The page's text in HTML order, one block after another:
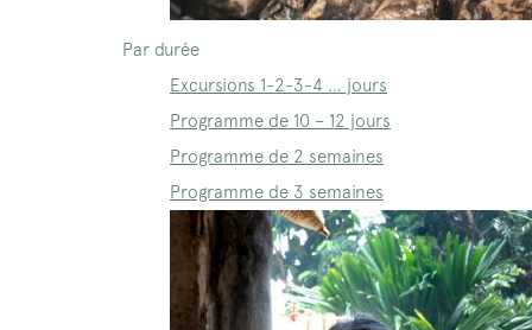
Par durée
Excursions 1-2-3-4 … jours
Programme de 10 – 12 jours
Programme de 2 semaines
Programme de 3 semaines